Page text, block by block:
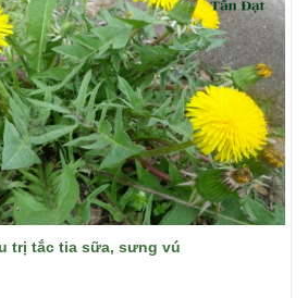
trị tắc tia sữa, sưng vú